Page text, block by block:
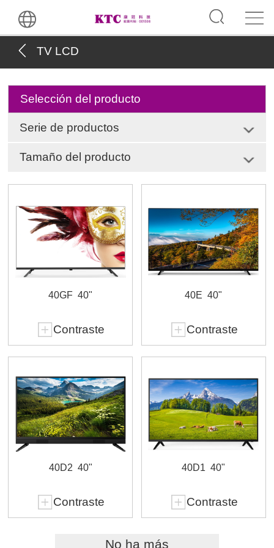
TV LCD
Selección del producto
Serie de productos
Tamaño del producto
40GF 40"
Contraste
40E 40"
Contraste
40D2 40"
Contraste
40D1 40"
Contraste
No ha más